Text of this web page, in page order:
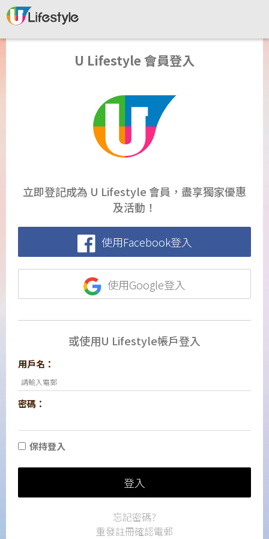
U Lifestyle 會員登入
立即登記成為 U Lifestyle 會員，盡享獨家優惠
及活動！
使用Facebook登入
使用Google登入
或使用U Lifestyle帳戶登入
用戶名：
密碼：
保持登入
登入
忘記密碼?
重發註冊確認電郵